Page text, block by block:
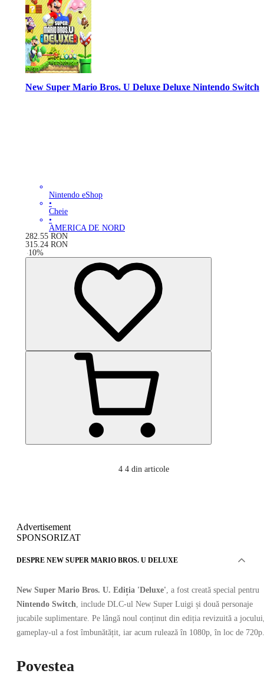
New Super Mario Bros. U Deluxe Deluxe Nintendo Switch
Nintendo eShop
•
Cheie
•
AMERICA DE NORD
282.55 RON
315.24 RON
-10%
4 4 din articole
Advertisement
SPONSORIZAT
DESPRE NEW SUPER MARIO BROS. U DELUXE
New Super Mario Bros. U. Ediția 'Deluxe', a fost creată special pentru
Nintendo Switch, include DLC-ul New Super Luigi și două personaje
jucabile suplimentare. Pe lângă noul conținut din ediția revizuită a
gameplay-ul a fost îmbunătățit, iar acum rulează în 1080p, în loc de 720p.
Povestea